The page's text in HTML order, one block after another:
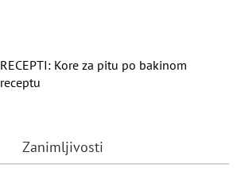
RECEPTI: Kore za pitu po bakinom
receptu
Zanimljivosti